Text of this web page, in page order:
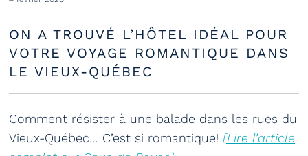
ON A TROUVÉ L’HÔTEL IDÉAL POUR
VOTRE VOYAGE ROMANTIQUE DANS
LE VIEUX-QUÉBEC
Comment résister à une balade dans les rues du
Vieux-Québec… C’est si romantique! [Lire l’article